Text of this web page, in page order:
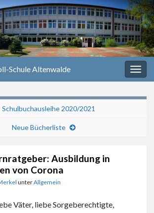
Schule Altenwalde
Schulbuchausleihe 2020/2021
Neue Bücherliste
Ausbildung in
von Corona
unterAllgemein
Väter, liebe Sorgeberechtigte,